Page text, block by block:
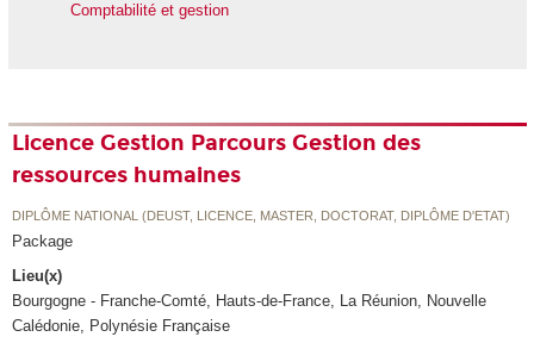
Comptabilité et gestion
Licence Gestion Parcours Gestion des
ressources humaines
DIPLÔME NATIONAL (DEUST, LICENCE, MASTER, DOCTORAT, DIPLÔME D'ETAT)
Package
Lieu(x)
Bourgogne - Franche-Comté, Hauts-de-France, La Réunion, Nouvelle
Calédonie, Polynésie Française